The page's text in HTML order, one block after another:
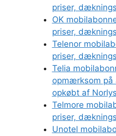
priser,
OK
priser,
Telenor
priser,
Telia
opmærksom på
opkøbt af Norlys
Telmore
priser,
Unotel